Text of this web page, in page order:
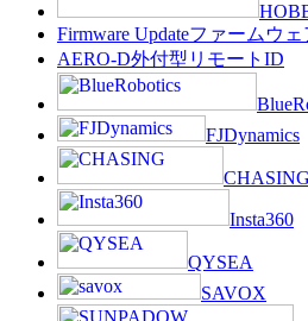
Firmware Updateファームウェ
AERO-D外付型リモートID
FJDynamics
CHASING
Insta360
QYSEA
SAVOX